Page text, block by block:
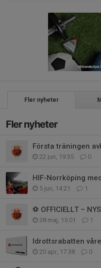
Fler nyheter
Fler nyheter
Första träningen
22 jun, 19:35 0
HIF-Norrköping
5 jun, 14:21 1
28 maj, 15:01 1
Idrottsrabatten
20 apr, 17:38 0